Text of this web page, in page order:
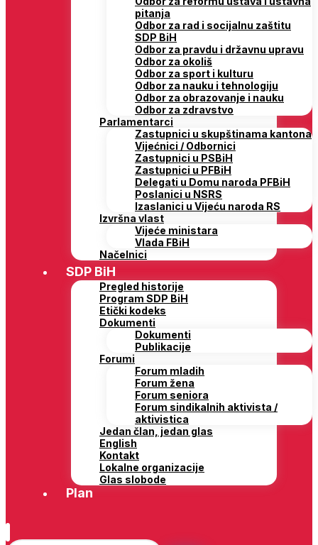
pitanja
Odbor za rad i socijalnu zaštitu
SDP BiH
Odbor za pravdu i državnu upravu
Odbor za okoliš
Odbor za sport i kulturu
Odbor za nauku i tehnologiju
Odbor za obrazovanje i nauku
Odbor za zdravstvo
Parlamentarci
Zastupnici u skupštinama kantona
Vijećnici / Odbornici
Zastupnici u PSBiH
Zastupnici u PFBiH
Delegati u Domu naroda PFBiH
Poslanici u NSRS
Izaslanici u Vijeću naroda RS
Izvršna vlast
Vijeće ministara
Vlada FBiH
Načelnici
SDP BiH
Pregled historije
Program SDP BiH
Etički kodeks
Dokumenti
Dokumenti
Publikacije
Forumi
Forum mladih
Forum žena
Forum seniora
Forum sindikalnih aktivista /
aktivistica
Jedan član, jedan glas
English
Kontakt
Lokalne organizacije
Glas slobode
Plan